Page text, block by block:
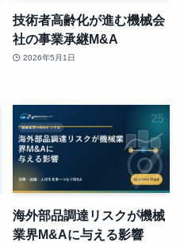
技術者高齢化が進む機械会
社の事業承継M&A
2026年5月1日
海外部品調達リスクが機械
業界M&Aに与える影響